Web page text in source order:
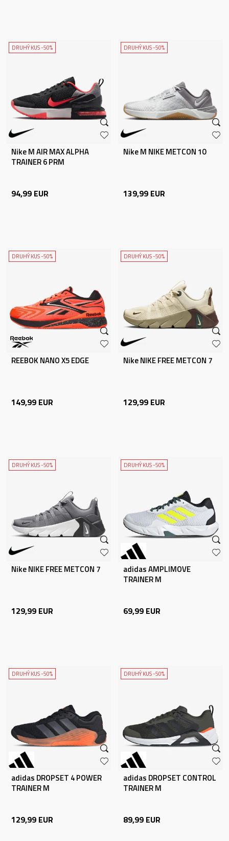
DRUHÝ KUS -50%
Nike M AIR MAX ALPHA
TRAINER 6 PRM
94,99 EUR
DRUHÝ KUS -50%
Nike M NIKE METCON 10
139,99 EUR
DRUHÝ KUS -50%
REEBOK NANO X5 EDGE
149,99 EUR
DRUHÝ KUS -50%
Nike NIKE FREE METCON 7
129,99 EUR
DRUHÝ KUS -50%
Nike NIKE FREE METCON 7
129,99 EUR
DRUHÝ KUS -50%
adidas AMPLIMOVE
TRAINER M
69,99 EUR
DRUHÝ KUS -50%
adidas DROPSET 4 POWER
TRAINER M
129,99 EUR
DRUHÝ KUS -50%
adidas DROPSET CONTROL
TRAINER M
89,99 EUR